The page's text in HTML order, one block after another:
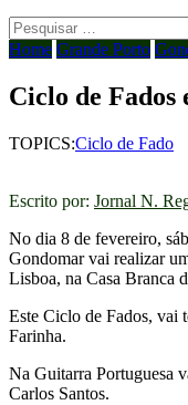
Pesquisar
por:
Home Grande Porto
Ciclo de Fados
TOPICS:Ciclo de Fado
Escrito por: Jornal N.
No dia 8 de fevereiro,
Gondomar vai realizar
Lisboa, na Casa Branca
Este Ciclo de Fados, vai
Farinha.
Na Guitarra Portuguesa
Carlos Santos.